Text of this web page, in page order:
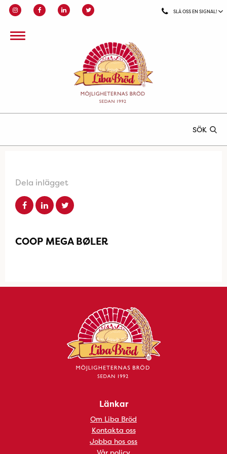
SLÅ OSS EN SIGNAL!
SÖK
Dela inlägget
COOP MEGA BØLER
Länkar
Om Liba Bröd
Kontakta oss
Jobba hos oss